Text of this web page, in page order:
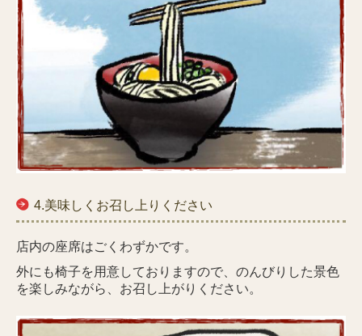
4.美味しくお召し上りください
店内の座席はごくわずかです。
外にも椅子を用意しておりますので、のんびりした景色
を楽しみながら、お召し上がりください。